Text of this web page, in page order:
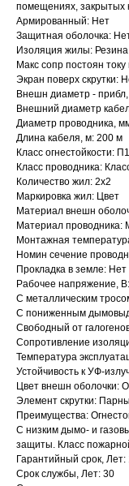
помещениях, закрытых
Армированный: Нет
Защитная оболочка:
Изоляция жилы: Резина
Макс сопр постоян
Экран поверх скрутки:
Внешн диаметр -
Внешний диаметр
Диаметр проводника,
Длина кабеля, м: 200 м
Класс огнестойкости:
Класс проводника:
Количество жил: 2x2
Маркировка жил: Цвет
Материал внешн
Материал проводника:
Монтажная
Номин сечение
Прокладка в земле: Нет
Рабочее напряжение,
С металлическим
С пониженным
Свободный от
Сопротивление
Температура
Устойчивость к УФ-
Цвет внешн оболочки:
Элемент скрутки:
Преимущества:
C низким дымо- и
защиты. Класс
Гарантийный срок, Лет:
Срок службы, Лет: 30